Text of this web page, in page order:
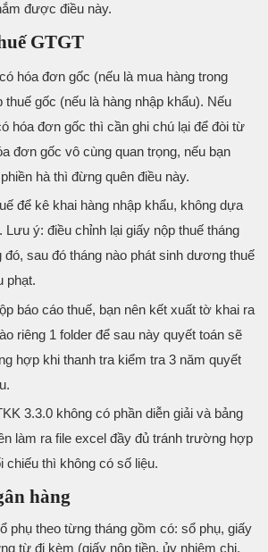
được điều này.
GTGT
hóa đơn gốc (nếu là mua hàng trong
gốc (nếu là hàng nhập khẩu). Nếu
hóa đơn gốc thì cần ghi chú lại để đòi từ
đơn gốc vô cùng quan trọng, nếu bạn
hà thì đừng quên điều này.
để kê khai hàng nhập khẩu, không dựa
Lưu ý: điều chỉnh lại giấy nộp thuế tháng
đó, sau đó tháng nào phát sinh dương thuế
phạt.
báo cáo thuế, bạn nên kết xuất tờ khai ra
riêng 1 folder để sau này quyết toán sẽ
hợp khi thanh tra kiểm tra 3 năm quyết
3.3.0 không có phần diễn giải và bảng
làm ra file excel đầy đủ tránh trường hợp
chiếu thì không có số liệu.
hàng
phụ theo từng tháng gồm có: sổ phụ, giấy
từ đi kèm (giấy nộp tiền, ủy nhiệm chi,